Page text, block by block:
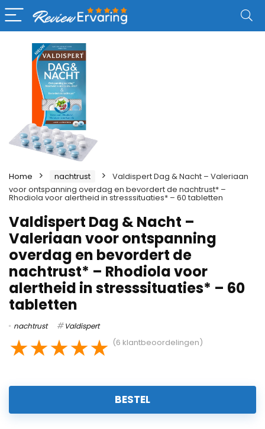
Home nachtrust
Valdispert Dag & Nacht – Valeriaan
voor ontspanning overdag en bevordert de nachtrust* –
Rhodiola voor alertheid in stresssituaties* – 60 tabletten
Valdispert Dag & Nacht –
Valeriaan voor ontspanning
overdag en bevordert de
nachtrust* – Rhodiola voor
alertheid in stresssituaties* – 60
tabletten
nachtrust Valdispert
★★★★★ (6 klantbeoordelingen)
BESTEL